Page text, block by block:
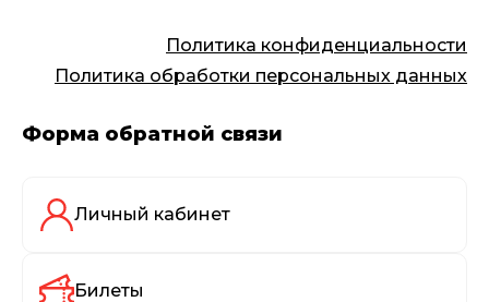
Политика конфиденциальности
Политика обработки персональных данных
Форма обратной связи
Личный кабинет
Билеты